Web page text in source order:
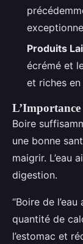
Produits
écrémé et
et riches
Boire
une bonne
maigrir. L’eau
digestion.
“Boire de
quantité de
l’estomac et